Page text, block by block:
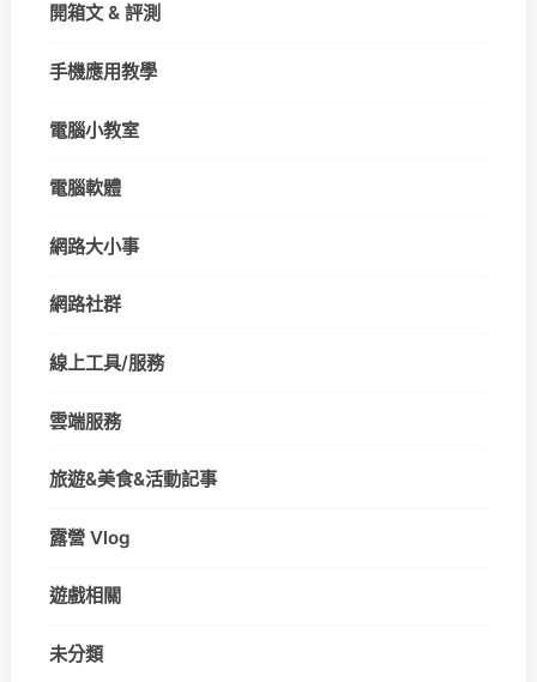
開箱文 & 評測
手機應用教學
電腦小教室
電腦軟體
網路大小事
網路社群
線上工具/服務
雲端服務
旅遊&美食&活動記事
露營 Vlog
遊戲相關
未分類